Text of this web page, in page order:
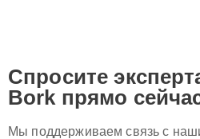
Спросите
Bork прямо
Мы поддерживаем связь с